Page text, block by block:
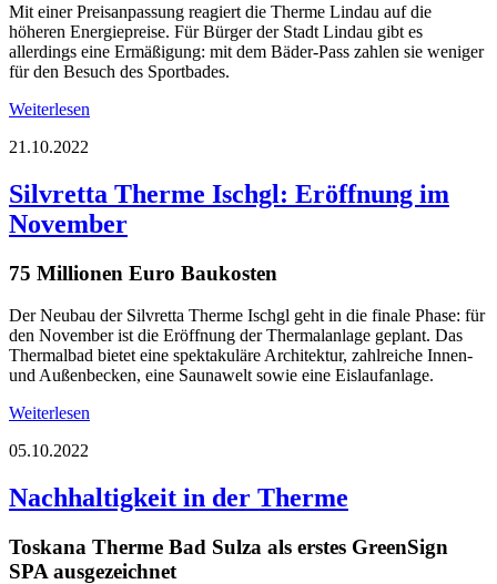
Mit einer Preisanpassung reagiert die Therme Lindau auf die
höheren Energiepreise. Für Bürger der Stadt Lindau gibt es
allerdings eine Ermäßigung: mit dem Bäder-Pass zahlen sie weniger
für den Besuch des Sportbades.
Weiterlesen
21.10.2022
Silvretta Therme Ischgl: Eröffnung im
November
75 Millionen Euro Baukosten
Der Neubau der Silvretta Therme Ischgl geht in die finale Phase: für
den November ist die Eröffnung der Thermalanlage geplant. Das
Thermalbad bietet eine spektakuläre Architektur, zahlreiche Innen-
und Außenbecken, eine Saunawelt sowie eine Eislaufanlage.
Weiterlesen
05.10.2022
Nachhaltigkeit in der Therme
Toskana Therme Bad Sulza als erstes GreenSign
SPA ausgezeichnet